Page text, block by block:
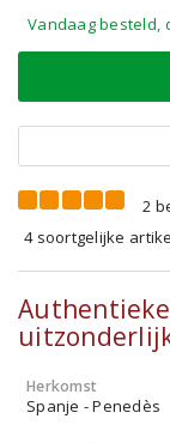
Vandaag besteld,
2
4 soortgelijke
Herkomst
Spanje - Penedès